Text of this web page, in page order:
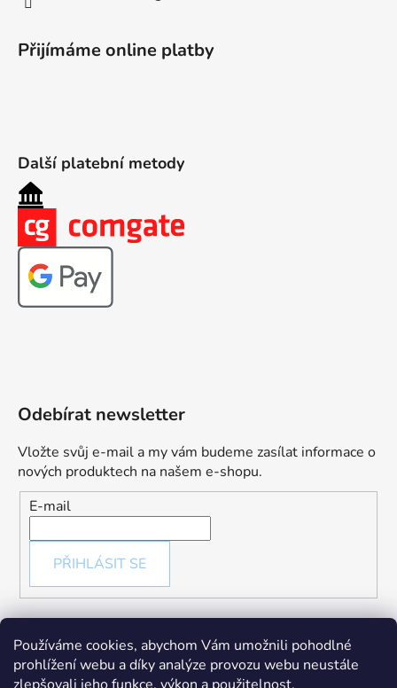
Používáme cookies, abychom Vám umožnili pohodlné
prohlížení webu a díky analýze provozu webu neustále
Přijímáme online platby
Další platební metody
Odebírat newsletter
Vložte svůj e-mail a my vám budeme zasílat informace o
nových produktech na našem e-shopu.
E-mail
PŘIHLÁSIT SE